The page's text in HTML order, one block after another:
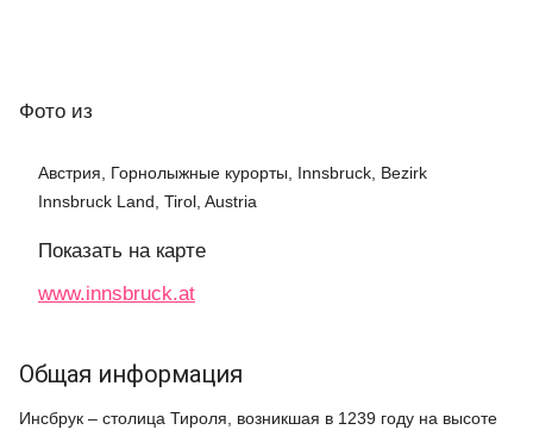
Фото из
Австрия, Горнолыжные курорты, Innsbruck, Bezirk
Innsbruck Land, Tirol, Austria
Показать на карте
www.innsbruck.at
Общая информация
Инсбрук – столица Тироля, возникшая в 1239 году на высоте